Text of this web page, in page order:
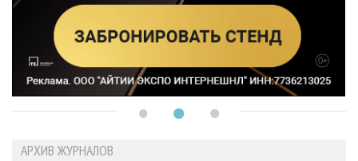
АРХИВ ЖУРНАЛОВ